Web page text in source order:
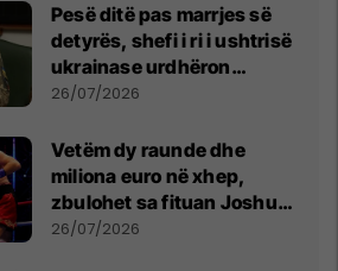
Pesë ditë pas marrjes së
detyrës, shefi i ri i ushtrisë
ukrainase urdhëron
kontroll të madh
26/07/2026
Vetëm dy raunde dhe
miliona euro në xhep,
zbulohet sa fituan Joshua
e Prenga
26/07/2026